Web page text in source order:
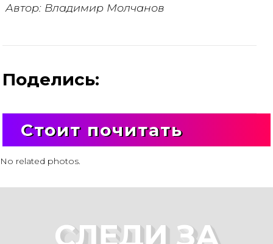
Автор: Владимир Молчанов
Поделись:
Стоит почитать
No related photos.
СЛЕДИ ЗА